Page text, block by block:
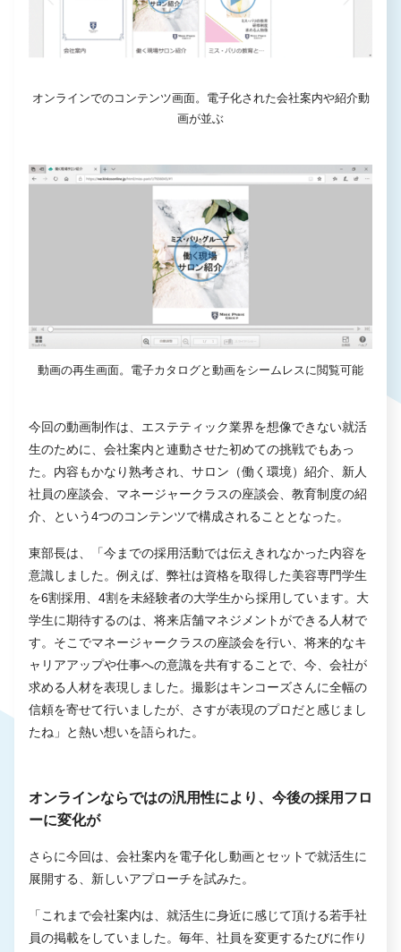
オンラインでのコンテンツ画面。電子化された会社案内や紹介動
画が並ぶ
動画の再生画面。電子カタログと動画をシームレスに閲覧可能
今回の動画制作は、エステティック業界を想像できない就活
生のために、会社案内と連動させた初めての挑戦でもあっ
た。内容もかなり熟考され、サロン（働く環境）紹介、新人
社員の座談会、マネージャークラスの座談会、教育制度の紹
介、という4つのコンテンツで構成されることとなった。
東部長は、「今までの採用活動では伝えきれなかった内容を
意識しました。例えば、弊社は資格を取得した美容専門学生
を6割採用、4割を未経験者の大学生から採用しています。大
学生に期待するのは、将来店舗マネジメントができる人材で
す。そこでマネージャークラスの座談会を行い、将来的なキ
ャリアアップや仕事への意識を共有することで、今、会社が
求める人材を表現しました。撮影はキンコーズさんに全幅の
信頼を寄せて行いましたが、さすが表現のプロだと感じまし
たね」と熱い想いを語られた。
オンラインならではの汎用性により、今後の採用フロ
ーに変化が
さらに今回は、会社案内を電子化し動画とセットで就活生に
展開する、新しいアプローチを試みた。
「これまで会社案内は、就活生に身近に感じて頂ける若手社
員の掲載をしていました。毎年、社員を変更するたびに作り